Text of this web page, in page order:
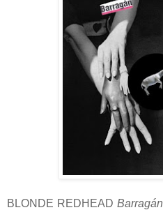
BLONDE REDHEADBarragán